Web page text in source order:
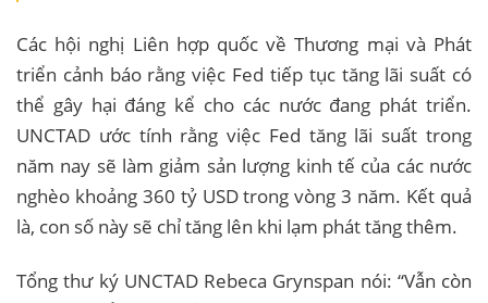
Các hội nghị Liên hợp quốc về Thương mại và Phát
triển cảnh báo rằng việc Fed tiếp tục tăng lãi suất có
thể gây hại đáng kể cho các nước đang phát triển.
UNCTAD ước tính rằng việc Fed tăng lãi suất trong
năm nay sẽ làm giảm sản lượng kinh tế của các nước
nghèo khoảng 360 tỷ USD trong vòng 3 năm. Kết quả
là, con số này sẽ chỉ tăng lên khi lạm phát tăng thêm.
Tổng thư ký UNCTAD Rebeca Grynspan nói: “Vẫn còn